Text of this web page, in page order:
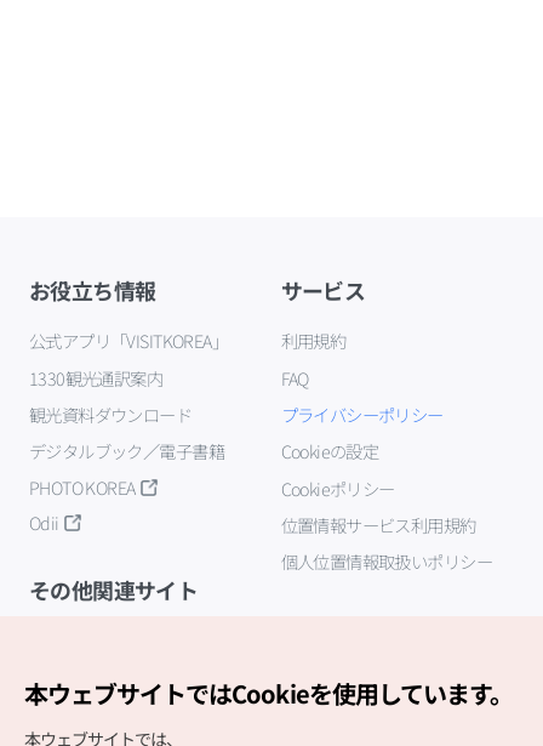
お役立ち情報
公式アプリ「VISITKOREA」
1330観光通訳案内
観光資料ダウンロード
デジタルブック／電子書籍
PHOTO KOREA
Odii
サービス
利用規約
FAQ
プライバシーポリシー
Cookieの設定
Cookieポリシー
位置情報サービス利用規約
個人位置情報取扱いポリシー
その他関連サイト
本ウェブサイトではCookieを使用しています。
本ウェブサイトでは、